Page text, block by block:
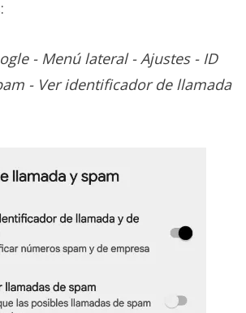
- Menú lateral - Ajustes - ID
- Ver identificador de llamada